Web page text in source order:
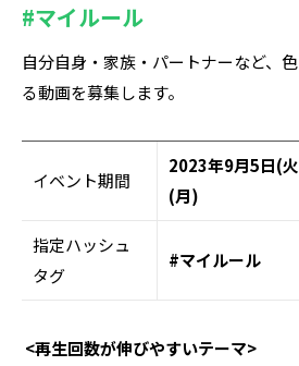
#マイルール
自分自身・家族・パートナーなど、
る動画を募集します。
イベント期間
2023年9月5日(
(月)
指定ハッシュ
タグ
#マイルール
<再生回数が伸びやすいテーマ>